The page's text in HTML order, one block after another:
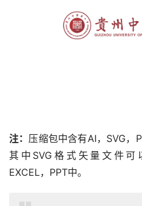
注： 压缩包中含有AI，SVG，
其中SVG格式矢量文件可
EXCEL，PPT中。